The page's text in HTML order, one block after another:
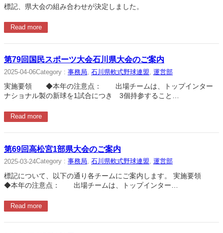
標記、県大会の組み合わせが決定しました。
Read more
第79回国民スポーツ大会石川県大会のご案内
2025-04-06Category : 事務局 石川県軟式野球連盟 運営部
実施要領 ◆本年の注意点： 出場チームは、トップインター
ナショナル製の新球を1試合につき 3個持参すること…
Read more
第69回高松宮1部県大会のご案内
2025-03-24Category : 事務局, 石川県軟式野球連盟, 運営部
標記について、以下の通り各チームにご案内します。 実施要領
◆本年の注意点： 出場チームは、トップインター…
Read more